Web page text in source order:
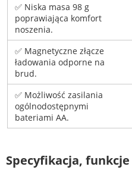
✅ Niska masa 98 g
poprawiająca komfort
noszenia.
✅ Magnetyczne złącze
ładowania odporne na
brud.
✅ Możliwość zasilania
ogólnodostępnymi
bateriami AA.
Specyfikacja, funkcje